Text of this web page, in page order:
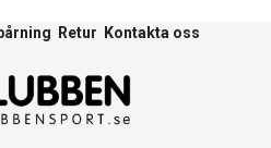
Retur Kontakta oss